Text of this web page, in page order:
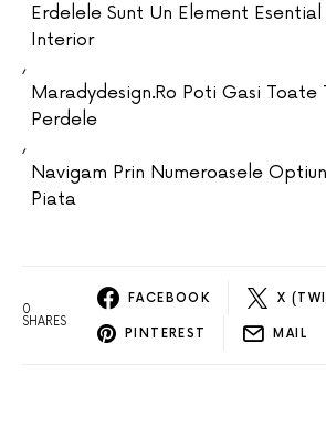
Erdelele Sunt Un Element Esential
Interior
,
Maradydesign.ro Poti Gasi Toate
Perdele
,
Navigam Prin Numeroasele
Piata
0
SHARES
FACEBOOK X
PINTEREST MAIL